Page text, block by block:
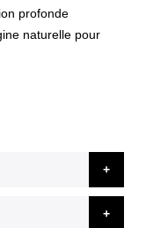
profonde
naturelle pour